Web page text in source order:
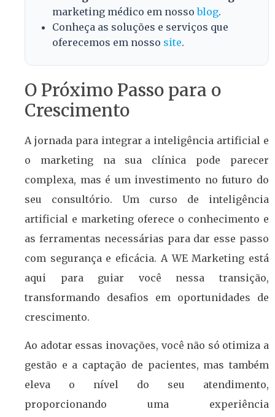
marketing médico em nossoblog.
Conheça as soluções e serviços que
oferecemos em nosso site.
O Próximo Passo para o
Crescimento
A jornada para integrar a inteligência artificial e
o marketing na sua clínica pode parecer
complexa, mas é um investimento no futuro do
seu consultório. Um curso de inteligência
artificial e marketing oferece o conhecimento e
as ferramentas necessárias para dar esse passo
com segurança e eficácia. A WE Marketing está
aqui para guiar você nessa transição,
transformando desafios em oportunidades de
crescimento.
Ao adotar essas inovações, você não só otimiza a
gestão e a captação de pacientes, mas também
eleva o nível do seu atendimento,
proporcionando uma experiência